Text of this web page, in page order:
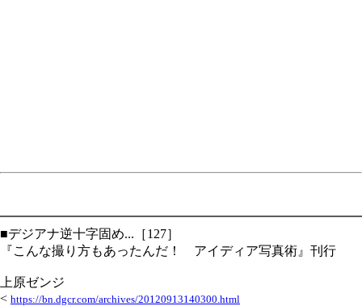
■デジアナ逆十字固め...［127］
『こんな撮り方もあったんだ！ アイディア写真術』刊行
上原ゼンジ
< https://bn.dgcr.com/archives/20120913140300.html